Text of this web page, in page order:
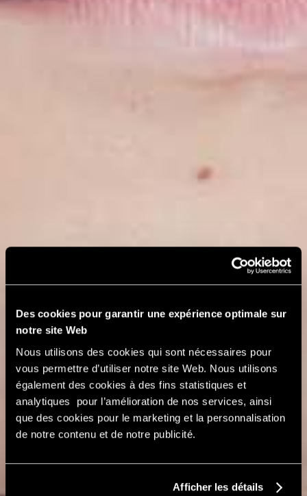
Des cookies pour garantir une expérience optimale sur
notre site Web
Nous utilisons des cookies qui sont nécessaires pour
vous permettre d’utiliser notre site Web. Nous utilisons
également des cookies à des fins statistiques et
analytiques pour l’amélioration de nos services, ainsi
que des cookies pour le marketing et la personnalisation
de notre contenu et de notre publicité.
Afficher les détails